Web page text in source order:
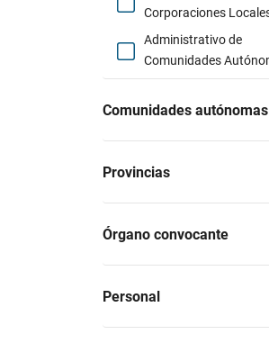
Corporaciones
Administrativo de
Comunidades
Comunidades autónomas
Provincias
Órgano convocante
Personal